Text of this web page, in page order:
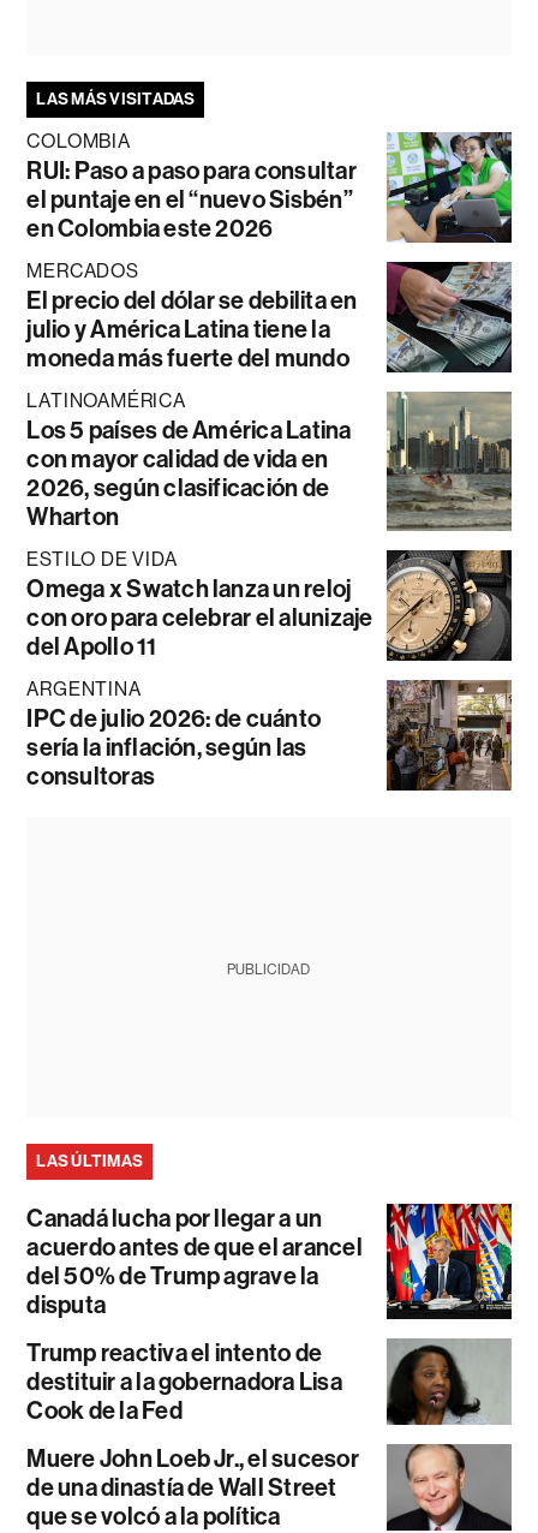
LAS MÁS VISITADAS
COLOMBIA
RUI: Paso a paso para consultar
el puntaje en el “nuevo Sisbén”
en Colombia este 2026
MERCADOS
El precio del dólar se debilita en
julio y América Latina tiene la
moneda más fuerte del mundo
LATINOAMÉRICA
Los 5 países de América Latina
con mayor calidad de vida en
2026, según clasificación de
Wharton
ESTILO DE VIDA
Omega x Swatch lanza un reloj
con oro para celebrar el alunizaje
del Apollo 11
ARGENTINA
IPC de julio 2026: de cuánto
sería la inflación, según las
consultoras
PUBLICIDAD
LAS ÚLTIMAS
Canadá lucha por llegar a un
acuerdo antes de que el arancel
del 50% de Trump agrave la
disputa
Trump reactiva el intento de
destituir a la gobernadora Lisa
Cook de la Fed
Muere John Loeb Jr., el sucesor
de una dinastía de Wall Street
que se volcó a la política